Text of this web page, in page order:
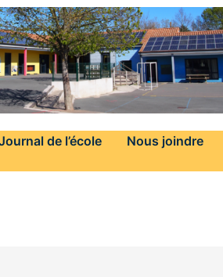
de l’école
Nous joindre